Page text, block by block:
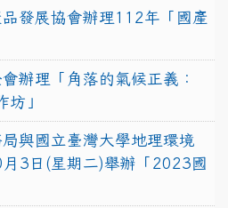
發展協會辦理112年「國產
辦理「角落的氣候正義：
坊」
與國立臺灣大學地理環境
3日(星期二)舉辦「2023國